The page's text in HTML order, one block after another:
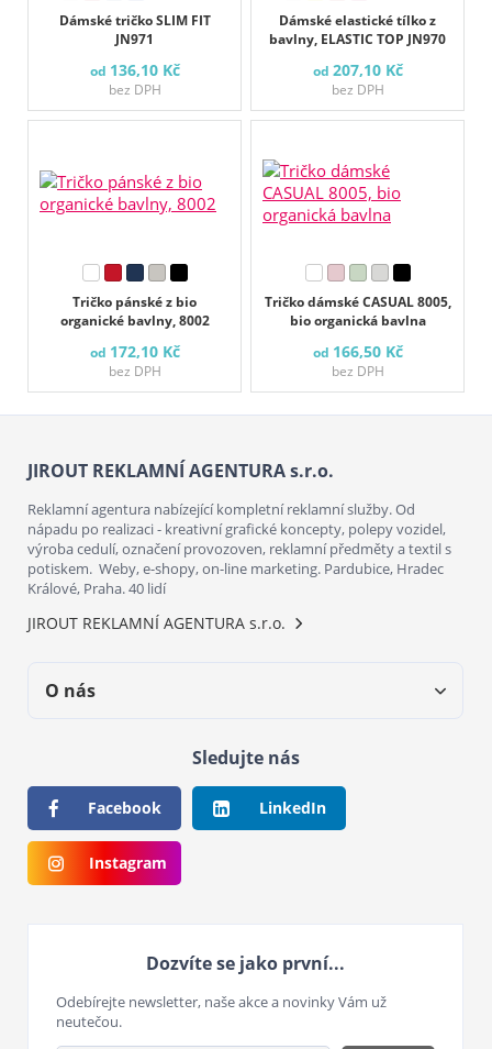
Dámské tričko SLIM FIT
JN971
od 136,10 Kč
bez DPH
Dámské elastické tílko z
bavlny, ELASTIC TOP JN970
od 207,10 Kč
bez DPH
Tričko pánské z bio
organické bavlny, 8002
od 172,10 Kč
bez DPH
Tričko dámské CASUAL 8005,
bio organická bavlna
od 166,50 Kč
bez DPH
JIROUT REKLAMNÍ AGENTURA s.r.o.
Reklamní agentura nabízející kompletní reklamní služby. Od
nápadu po realizaci - kreativní grafické koncepty, polepy vozidel,
výroba cedulí, označení provozoven, reklamní předměty a textil s
potiskem. Weby, e-shopy, on-line marketing. Pardubice, Hradec
Králové, Praha. 40 lidí
JIROUT REKLAMNÍ AGENTURA s.r.o.
O nás
Sledujte nás
Facebook LinkedIn
Instagram
Dozvíte se jako první...
Odebírejte newsletter, naše akce a novinky Vám už
neutečou.